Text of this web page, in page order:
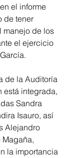
el informe
de tener
manejo de los
el ejercicio
de la Auditoría
está integrada,
Sandra
Isauro, así
Alejandro
Magaña,
la importancia